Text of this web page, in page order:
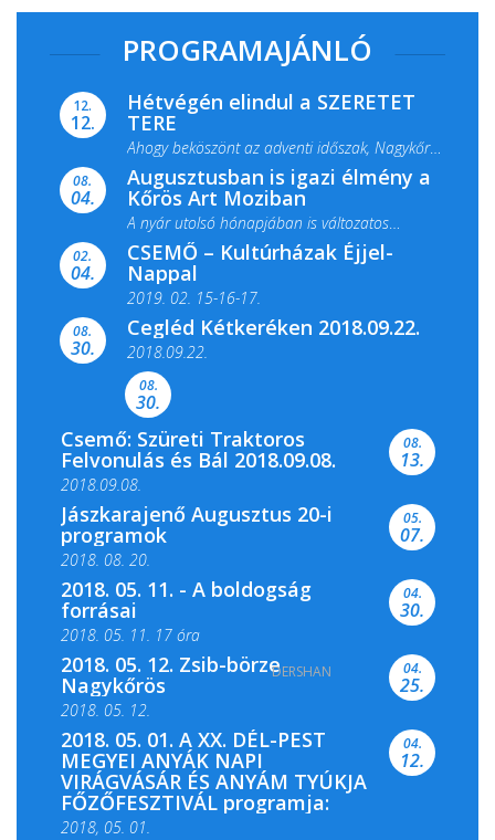
PROGRAMAJÁNLÓ
12.
12.
Hétvégén elindul a SZERETET
TERE
Ahogy beköszönt az adventi időszak, Nagykőrös
ismét megtelik ünnepi fénnyel és közös...
08.
04.
Augusztusban is igazi élmény a
Kőrös Art Moziban
A nyár utolsó hónapjában is változatos
filmkínálattal, családi...
02.
04.
CSEMŐ – Kultúrházak Éjjel-
Nappal
2019. 02. 15-16-17.
Színes és tartalmas programokkal várja a
Csemői Községi Könyvtár és...
08.
30.
Cegléd Kétkeréken 2018.09.22.
2018.09.22.
08.
30.
Csemő: Szüreti Traktoros
Felvonulás és Bál 2018.09.08.
2018.09.08.
08.
13.
Jászkarajenő Augusztus 20-i
programok
2018. 08. 20.
05.
07.
2018. 05. 11. - A boldogság
forrásai
2018. 05. 11. 17 óra
2018. 05. 11. 19 óra
04.
30.
2018. 05. 12. Zsib-börze
Nagykőrös
2018. 05. 12.
04.
25.
2018. 05. 01. A XX. DÉL-PEST
MEGYEI ANYÁK NAPI
VIRÁGVÁSÁR ÉS ANYÁM TYÚKJA
FŐZŐFESZTIVÁL programja:
2018, 05. 01.
04.
12.
DERSHAN